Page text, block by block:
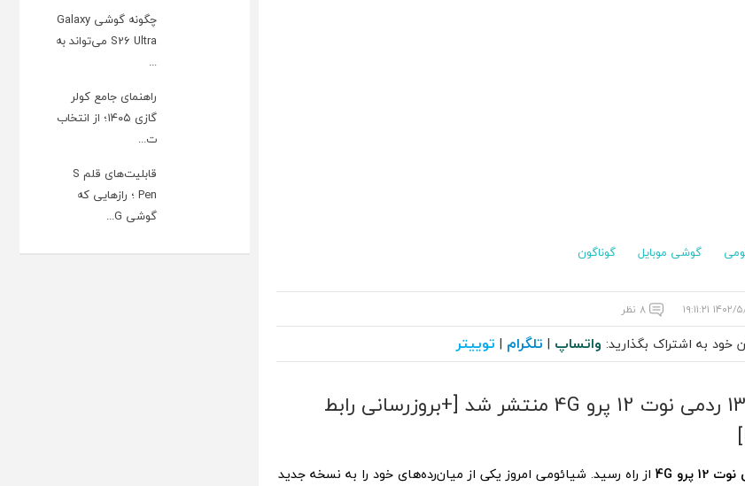
گوشی موبایل گوناگون
۲۲ ۱۹:۱۱:۲۱ ۸ نظر
خود به اشتراک بگذارید: واتساپ | تلگرام | توییتر
آپدیت اندروید 13 ردمی نوت 12 پرو 4G منتشر شد [+بروزرسانی رابط
از راه رسید. شیائومی امروز یکی از میان‌رده‌های خود را به نسخه جدید
چگونه گوشی Galaxy
S26 Ultra می‌تواند به
...
راهنمای جامع کولر
گازی ۱۴۰۵؛ از انتخاب
ت...
قابلیت‌های قلم S
Pen ؛ رازهایی که
گوشی G...